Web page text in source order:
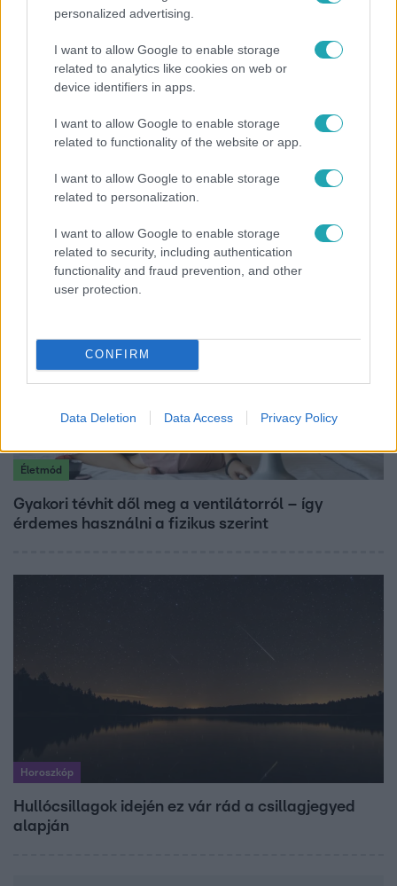
personalized advertising.
I want to allow Google to enable storage
related to analytics like cookies on web or
device identifiers in apps.
I want to allow Google to enable storage
related to functionality of the website or app.
I want to allow Google to enable storage
related to personalization.
I want to allow Google to enable storage
related to security, including authentication
functionality and fraud prevention, and other
user protection.
CONFIRM
Data Deletion Data Access Privacy Policy
A tökéletes strandfotók mögött: ismert magyarok
vallottak szégyenről, fogyásról és önbizalomról
Életmód
Gyakori tévhit dől meg a ventilátorról – így
érdemes használni a fizikus szerint
Horoszkóp
Hullócsillagok idején ez vár rád a csillagjegyed
alapján